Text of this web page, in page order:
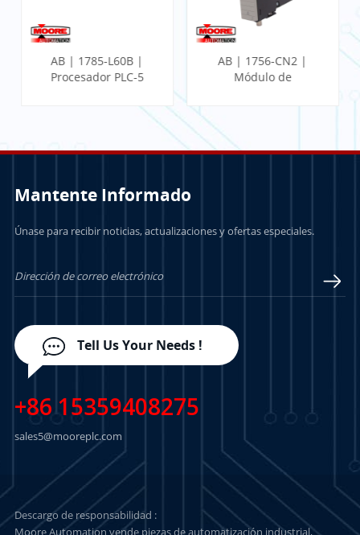
AB | 1785-L60B |
Procesador PLC-5
AB | 1756-CN2 |
Módulo de
Mantente Informado
Únase para recibir noticias, actualizaciones y ofertas especiales.
Tell Us Your Needs !
+86 15359408275
sales5@mooreplc.com
Descargo de responsabilidad :
Moore Automation vende piezas de automatización industrial,